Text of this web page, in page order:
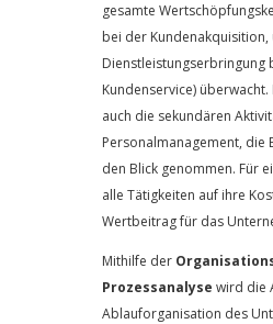
gesamte
bei der Kundenakquisition,
Dienstleistungserbringung
Kundenservice)
auch die sekundären
Personalmanagement, die
den Blick genommen. Für
alle Tätigkeiten auf ihre
Wertbeitrag für das
Mithilfe der
Prozessanalyse wird die
Ablauforganisation des